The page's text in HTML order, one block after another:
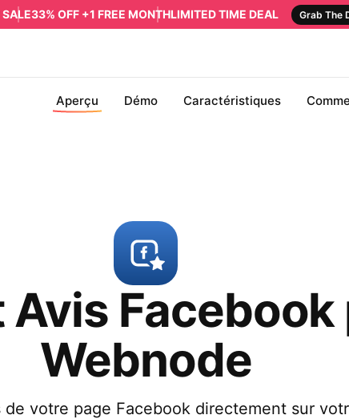
33% OFF +1 FREE MONTHLIMITED TIME DEAL Grab The
Aperçu Démo Caractéristiques
Facebook
Webnode
votre page Facebook directement sur